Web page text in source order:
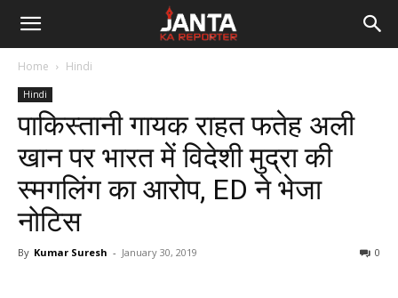
Janta
Reporter
Home Hindi
Hindi
पाकिस्तानी गायक राहत फतेह अली
खान पर भारत में विदेशी मुद्रा की
स्मगलिंग का आरोप, ED ने भेजा
नोटिस
By Kumar Suresh - January 30, 2019 0